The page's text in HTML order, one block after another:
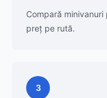
Compară
preț pe rută.
3